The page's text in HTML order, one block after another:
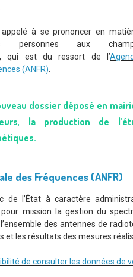
appelé à se prononcer en
personnes aux
qui est du ressort de l’
(ANFR)
dossier déposé en
la production de
des Fréquences (ANFR)
de l’État à caractère
mission la gestion du
des antennes de
et les résultats des mesures
de consulter les données de